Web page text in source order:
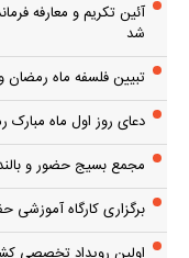
آئین تکریم و معارفه
شد
تبیین فلسفه ماه رمضان
دعای روز اول ماه مبارک
مجمع بسیج حضور و
برگزاری کارگاه